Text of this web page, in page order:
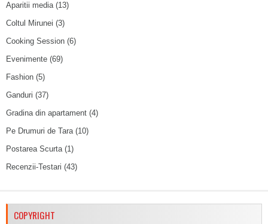
Aparitii media(13)
Coltul Mirunei (3)
Cooking Session (6)
Evenimente (69)
Fashion (5)
Ganduri (37)
Gradina din apartament (4)
Pe Drumuri de Tara(10)
Postarea Scurta(1)
Recenzii-Testari (43)
COPYRIGHT